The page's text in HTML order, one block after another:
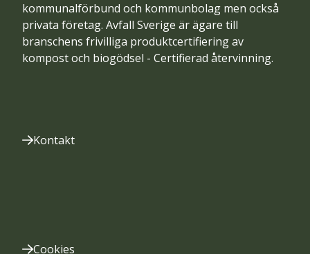
kommunalförbund och kommunbolag men också
privata företag. Avfall Sverige är ägare till
branschens frivilliga produktcertifiering av
kompost och biogödsel - Certifierad återvinning.
Kontakt
Cookies